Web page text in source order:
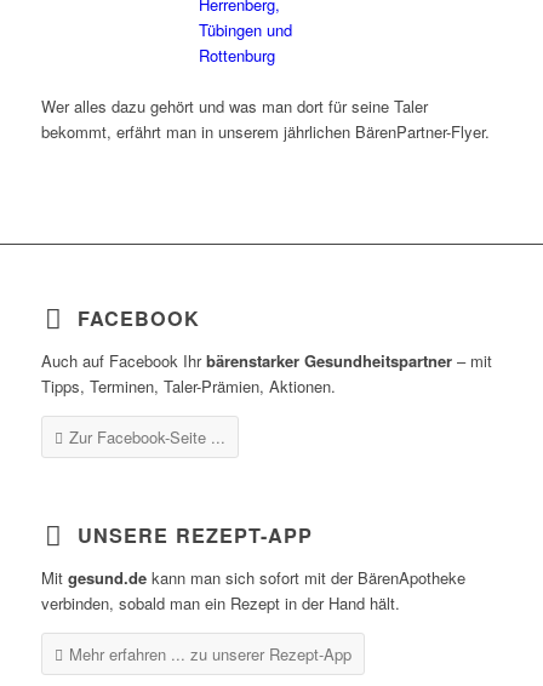
Wer alles dazu gehört und was man dort für seine Taler
bekommt, erfährt man in unserem jährlichen BärenPartner-Flyer.
FACEBOOK
Auch auf Facebook Ihrbärenstarker Gesundheitspartner– mit
Tipps, Terminen, Taler-Prämien, Aktionen.
Zur Facebook-Seite ...
UNSERE REZEPT-APP
Mit gesund.dekann man sich sofort mit der BärenApotheke
verbinden, sobald man ein Rezept in der Hand hält.
Mehr erfahren ... zu unserer Rezept-App